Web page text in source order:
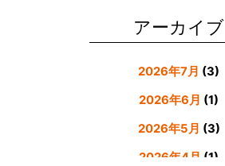
アーカイブ
2026年7月 (3)
2026年6月 (1)
2026年5月 (3)
2026年4月 (1)